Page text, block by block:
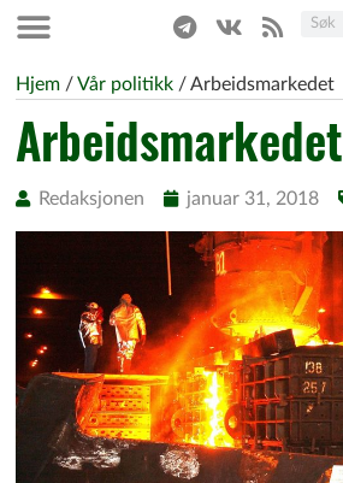
Hjem /Vår politikk /Arbeidsmarkedet
Arbeidsmarkedet
Redaksjonen januar 31, 2018